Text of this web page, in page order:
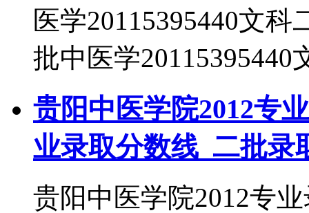
医学20115395440文科
批中医学20115395440
贵阳中医学院2012专
业录取分数线_二批录
贵阳中医学院2012专